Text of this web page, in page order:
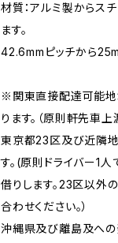
材質：アルミ製からス
ます。
42.6mmピッチから
※関東直接配達可能地
ります。（原則軒先車上
東京都23区及び近隣
す。(原則ドライバー1
借りします。23区以外
合わせください。）
沖縄県及び離島及への